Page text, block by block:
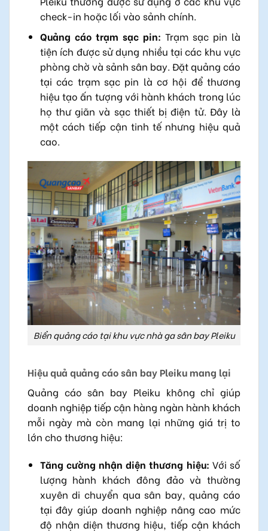
check-in hoặc lối vào sảnh chính.
Quảng cáo trạm sạc pin: Trạm sạc pin là
tiện ích được sử dụng nhiều tại các khu vực
phòng chờ và sảnh sân bay. Đặt quảng cáo
tại các trạm sạc pin là cơ hội để thương
hiệu tạo ấn tượng với hành khách trong lúc
họ thư giãn và sạc thiết bị điện tử. Đây là
một cách tiếp cận tinh tế nhưng hiệu quả
cao.
Biển quảng cáo tại khu vực nhà ga sân bay Pleiku
Hiệu quả quảng cáo sân bay Pleiku mang lại
Quảng cáo sân bay Pleiku không chỉ giúp
doanh nghiệp tiếp cận hàng ngàn hành khách
mỗi ngày mà còn mang lại những giá trị to
lớn cho thương hiệu:
Tăng cường nhận diện thương hiệu: Với số
lượng hành khách đông đảo và thường
xuyên di chuyển qua sân bay, quảng cáo
tại đây giúp doanh nghiệp nâng cao mức
độ nhận diện thương hiệu, tiếp cận khách